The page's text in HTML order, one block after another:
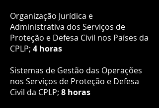
Organização Jurídica e
Administrativa dos Serviços de
Proteção e Defesa Civil nos Países da
CPLP; 4 horas
Sistemas de Gestão das Operações
nos Serviços de Proteção e Defesa
Civil da CPLP; 8 horas